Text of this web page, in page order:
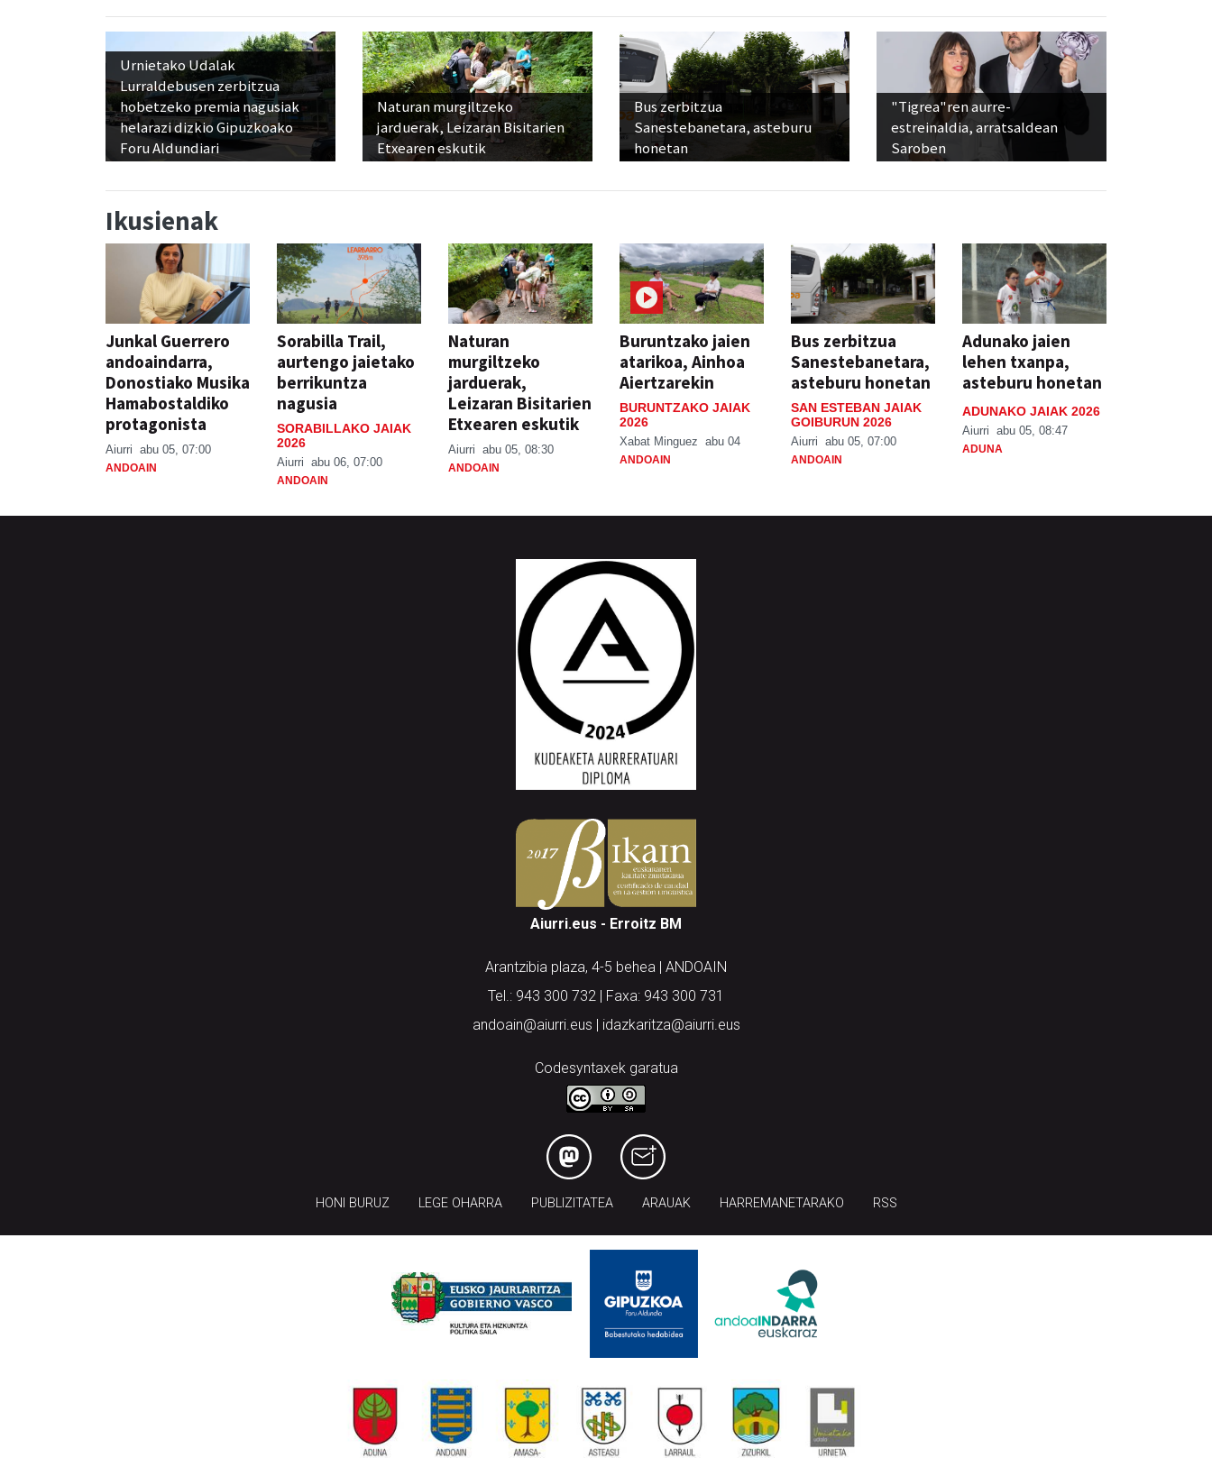
Urnietako Udalak
Lurraldebusen zerbitzua
hobetzeko premia nagusiak
helarazi dizkio Gipuzkoako
Foru Aldundiari
Naturan murgiltzeko
jarduerak, Leizaran Bisitarien
Etxearen eskutik
Bus zerbitzua
Sanestebanetara, asteburu
honetan
"Tigrea"ren aurre-
estreinaldia, arratsaldean
Saroben
Ikusienak
Junkal Guerrero
andoaindarra,
Donostiako Musika
Hamabostaldiko
protagonista
Aiurri abu 05, 07:00
ANDOAIN
Sorabilla Trail,
aurtengo jaietako
berrikuntza
nagusia
SORABILLAKO JAIAK
2026
Aiurri abu 06, 07:00
ANDOAIN
Naturan
murgiltzeko
jarduerak,
Leizaran Bisitarien
Etxearen eskutik
Aiurri abu 05, 08:30
ANDOAIN
Buruntzako jaien
atarikoa, Ainhoa
Aiertzarekin
BURUNTZAKO JAIAK
2026
Xabat Minguez abu 04
ANDOAIN
Bus zerbitzua
Sanestebanetara,
asteburu honetan
SAN ESTEBAN JAIAK
GOIBURUN 2026
Aiurri abu 05, 07:00
ANDOAIN
Adunako jaien
lehen txanpa,
asteburu honetan
ADUNAKO JAIAK 2026
Aiurri abu 05, 08:47
ADUNA
Aiurri.eus - Erroitz BM
Arantzibia plaza, 4-5 behea | ANDOAIN
Tel.: 943 300 732 | Faxa: 943 300 731
andoain@aiurri.eus | idazkaritza@aiurri.eus
Codesyntaxek garatua
HONI BURUZ LEGE OHARRA PUBLIZITATEA ARAUAK HARREMANETARAKO RSS